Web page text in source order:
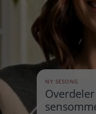
NY SESONG